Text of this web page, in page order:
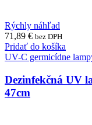
Rýchly náhľad
71,89 € bez DPH
Pridať do košíka
UV-C germicídne
Dezinfekčná UV
47cm